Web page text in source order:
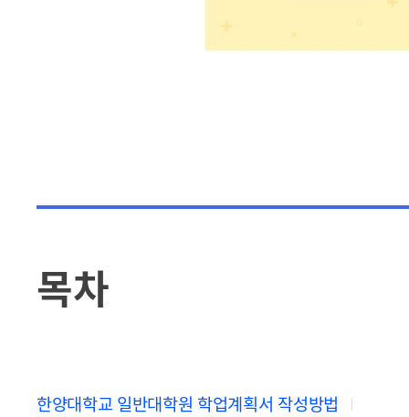
목차
한양대학교 일반대학원 학업계획서 작성방법